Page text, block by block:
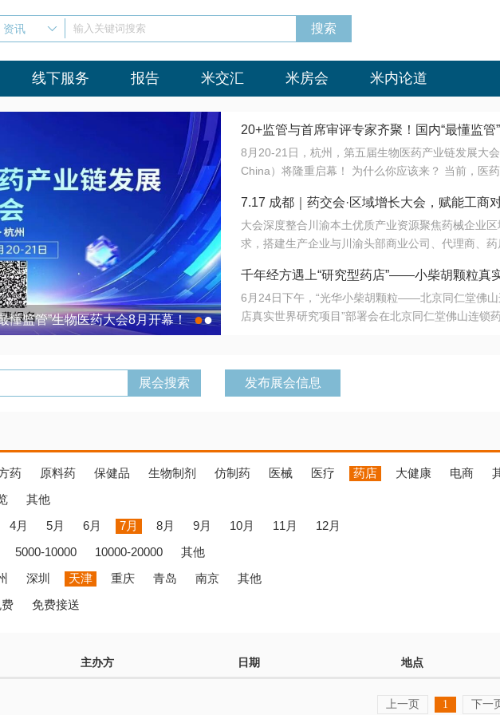
资讯 输入关键词搜索
线下服务 报告 米交汇 米房会 米内论道
懂监管”生物医药大会8月开幕！ 7.17 成都｜药交会·区域增长大会，赋能工商对
●●
20+监管与首席审评专家齐聚！国内“最懂监管
会8月开幕！
8月20-21日，杭州，第五届生物医药产业链发展大
China）将隆重启幕！ 为什么你应该来？ 当前，医
法正重新定义研发效率；另一端是创新药“最后一公里
难题，呼唤更成熟的产业生态。 同质化“内卷”已无出
同与出海能力建设才是破局关键。 本届大会以 “重
算力突围；从中药创新、复杂药物制剂、CGT、多
术攻坚，到CDMO的柔性智造。 我们致力于打破壁
室”与“生产线”、“研发端”与“支付端”深度对话，更让
7.17 成都｜药交会·区域增长大会，赋能工商
营
大会深度整合川渝本土优质产业资源聚焦药械企业
求，搭建生产企业与川渝头部商业公司、代理商、药
域增量份额夯实西南市场战略布局
千年经方遇上“研究型药店”——小柴胡颗粒真
目在北京同仁堂佛山连锁启动
6月24日下午，“光华小柴胡颗粒——北京同仁堂佛山
店真实世界研究项目”部署会在北京同仁堂佛山连锁
发布展会信息
药 原料药 保健品 生物制剂 仿制药 医械 医疗 药店 大健康 电商
其他
4月 5月 6月 7月 8月 9月 10月 11月
12月
5000-10000 10000-20000
其他
深圳 天津 重庆 青岛 南京
其他
免费接送
主办方 日期 地点
上一页 1 下一